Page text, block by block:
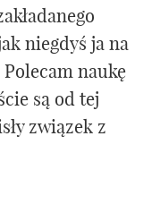
niegdyś ja na
Polecam naukę
są od tej
związek z